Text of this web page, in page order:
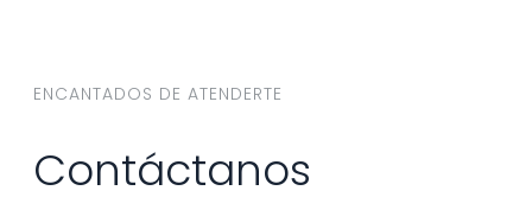
ENCANTADOS DE ATENDERTE
Contáctanos